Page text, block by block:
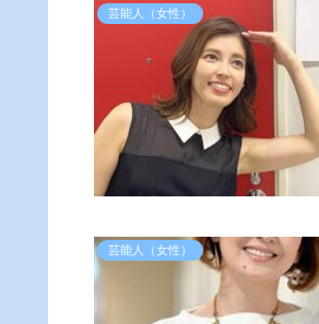
芸能人（女性）
芸能人（女性）